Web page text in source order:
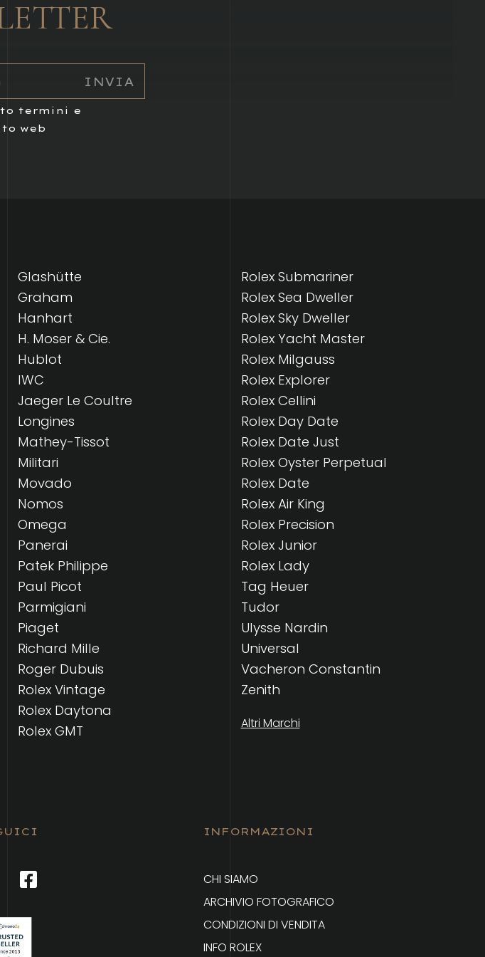
termini e
web
Glashütte
Graham
Hanhart
H. Moser & Cie.
Hublot
IWC
Jaeger Le Coultre
Longines
Mathey-Tissot
Militari
Movado
Nomos
Omega
Panerai
Patek Philippe
Paul Picot
Parmigiani
Piaget
Richard Mille
Roger Dubuis
Rolex Vintage
Rolex Daytona
Rolex GMT
Rolex Submariner
Rolex Sea Dweller
Rolex Sky Dweller
Rolex Yacht Master
Rolex Milgauss
Rolex Explorer
Rolex Cellini
Rolex Day Date
Rolex Date Just
Rolex Oyster Perpetual
Rolex Date
Rolex Air King
Rolex Precision
Rolex Junior
Rolex Lady
Tag Heuer
Tudor
Ulysse Nardin
Universal
Vacheron Constantin
Zenith
Altri Marchi
INFORMAZIONI
CHI SIAMO
ARCHIVIO FOTOGRAFICO
CONDIZIONI DI VENDITA
INFO ROLEX